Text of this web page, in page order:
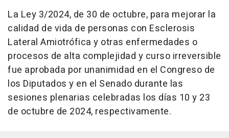
La Ley 3/2024, de 30 de octubre, para mejorar la
calidad de vida de personas con Esclerosis
Lateral Amiotrófica y otras enfermedades o
procesos de alta complejidad y curso irreversible
fue aprobada por unanimidad en el Congreso de
los Diputados y en el Senado durante las
sesiones plenarias celebradas los días 10 y 23
de octubre de 2024, respectivamente.